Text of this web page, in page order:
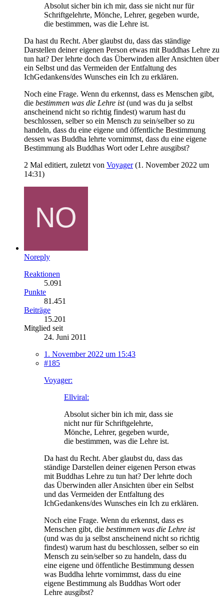
Absolut sicher bin ich mir, dass sie nicht nur für
Schriftgelehrte, Mönche, Lehrer, gegeben wurde,
die bestimmen, was die Lehre ist.
Da hast du Recht. Aber glaubst du, dass das ständige
Darstellen deiner eigenen Person etwas mit Buddhas Lehre zu
tun hat? Der lehrte doch das Überwinden aller Ansichten über
ein Selbst und das Vermeiden der Entfaltung des
IchGedankens/des Wunsches ein Ich zu erklären.
Noch eine Frage. Wenn du erkennst, dass es Menschen gibt,
die bestimmen was die Lehre ist(und was du ja selbst
anscheinend nicht so richtig findest) warum hast du
beschlossen, selber so ein Mensch zu sein/selber so zu
handeln, dass du eine eigene und öffentliche Bestimmung
dessen was Buddha lehrte vornimmst, dass du eine eigene
Bestimmung als Buddhas Wort oder Lehre ausgibst?
2 Mal editiert, zuletzt von Voyager(1. November 2022 um
14:31)
Noreply
Reaktionen
5.091
Punkte
81.451
Beiträge
15.201
Mitglied seit
24. Juni 2011
1. November 2022 um 15:43
#185
Voyager:
Ellviral:
Absolut sicher bin ich mir, dass sie
nicht nur für Schriftgelehrte,
Mönche, Lehrer, gegeben wurde,
die bestimmen, was die Lehre ist.
Da hast du Recht. Aber glaubst du, dass das
ständige Darstellen deiner eigenen Person etwas
mit Buddhas Lehre zu tun hat? Der lehrte doch
das Überwinden aller Ansichten über ein Selbst
und das Vermeiden der Entfaltung des
IchGedankens/des Wunsches ein Ich zu erklären.
Noch eine Frage. Wenn du erkennst, dass es
Menschen gibt, die bestimmen was die Lehre ist
(und was du ja selbst anscheinend nicht so richtig
findest) warum hast du beschlossen, selber so ein
Mensch zu sein/selber so zu handeln, dass du
eine eigene und öffentliche Bestimmung dessen
was Buddha lehrte vornimmst, dass du eine
eigene Bestimmung als Buddhas Wort oder
Lehre ausgibst?